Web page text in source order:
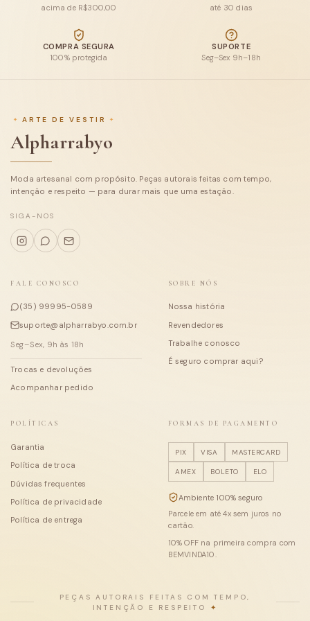
Calças e Shorts
Casacos
Tricot
Coleções
Sobre
acima de R$300,00
até 30 dias
COMPRA SEGURA
100% protegida
SUPORTE
Seg–Sex 9h–18h
ARTE DE VESTIR
Alpharrabyo
Moda artesanal com propósito. Peças autorais feitas com tempo,
intenção e respeito — para durar mais que uma estação.
SIGA-NOS
FALE CONOSCO
(35) 99995-0589
suporte@alpharrabyo.com.br
Seg–Sex, 9h às 18h
Trocas e devoluções
Acompanhar pedido
SOBRE NÓS
Nossa história
Revendedores
Trabalhe conosco
É seguro comprar aqui?
POLÍTICAS
Garantia
Política de troca
Dúvidas frequentes
Política de privacidade
Política de entrega
FORMAS DE PAGAMENTO
PIX VISA MASTERCARD
AMEX BOLETO ELO
Ambiente 100% seguro
Parcele em até4x sem juros no
cartão.
10% OFF na primeira compra com
BEMVINDA10
PEÇAS AUTORAIS FEITAS COM TEMPO,
INTENÇÃO E RESPEITO
✦